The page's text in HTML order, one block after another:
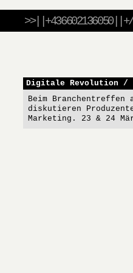
Digitale Revolution /
Beim
diskutieren
Marketing. 23 & 24